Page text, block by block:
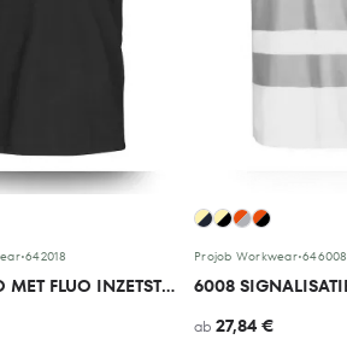
•642018
2018 POLO MET FLUO INZETSTUKKEN
Projob Workwear•646008
ab 27,84 €